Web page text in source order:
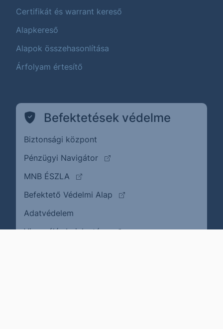
Certifikát és warrant kereső
Alapkereső
Alapok összehasonlítása
Árfolyam értesítő
Befektetések védelme
Biztonsági központ
Pénzügyi Navigátor
(külső oldalra ugrik)
MNB ÉSZLA
(külső oldalra ugrik)
Befektető Védelmi Alap
(külső oldalra ugrik)
Adatvédelem
Visszaélés bejelentése(külső oldalra ugrik)